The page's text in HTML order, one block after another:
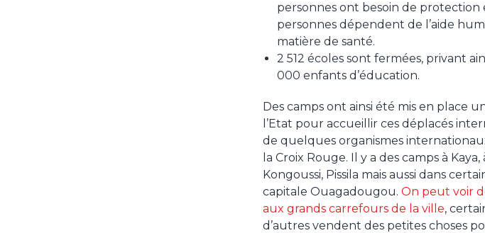
personnes ont besoin de protection
personnes dépendent de l’aide
matière de santé.
2 512 écoles sont fermées, privant
000 enfants d’éducation.
Des camps ont ainsi été mis en place
l’Etat pour accueillir ces déplacés
de quelques organismes
la Croix Rouge. Il y a des camps à Kaya,
Kongoussi, Pissila mais aussi dans
capitale Ouagadougou. On peut voir
aux grands carrefours de la ville,
d’autres vendent des petites choses